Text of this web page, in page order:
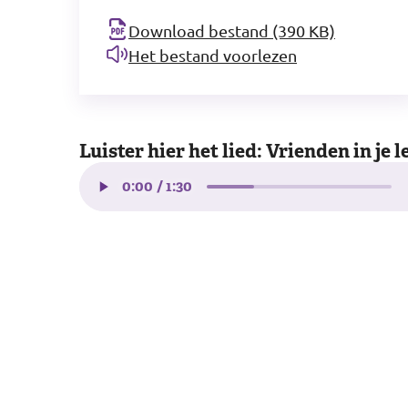
Download bestand (390 KB)
Het bestand voorlezen
Luister hier het lied: Vrienden in je